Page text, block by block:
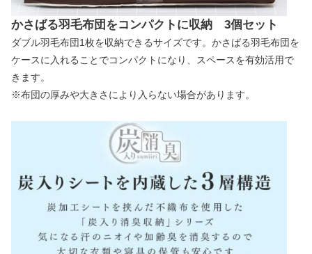
かさばる羽毛布団をコンパクトに収納 3個セット
ダブル羽毛布団1枚を収納できるサイズです。かさばる羽毛布団を
ケースに入れることでコンパクトになり、スペースを有効活用で
きます。
※布団の厚みや大きさにより入らない場合があります。